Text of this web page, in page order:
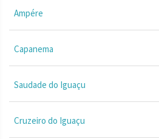
Ampére
Capanema
Saudade do Iguaçu
Cruzeiro do Iguaçu